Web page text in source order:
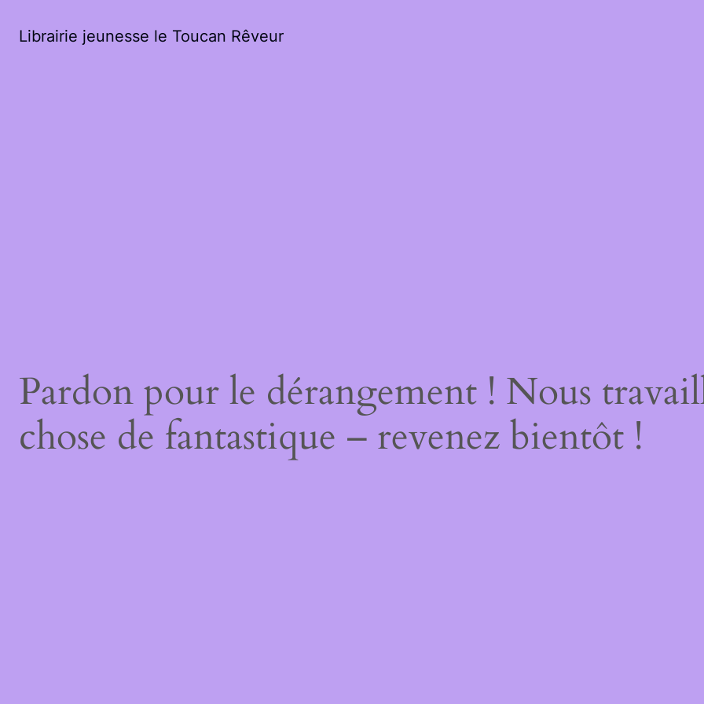
Librairie jeunesse le Toucan Rêveur
Pardon pour le dérangement ! Nous
chose de fantastique – revenez bientôt !